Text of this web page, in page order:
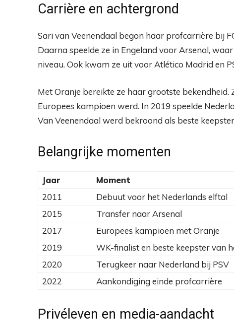
Carrière en achtergrond
Sari van Veenendaal begon haar profcarrière bij
Daarna speelde ze in Engeland voor Arsenal,
niveau. Ook kwam ze uit voor Atlético Madrid en
Met Oranje bereikte ze haar grootste
Europees kampioen werd. In 2019 speelde
Van Veenendaal werd bekroond als beste
Belangrijke momenten
Jaar
Moment
2011
Debuut voor het Nederlands elftal
2015
Transfer naar Arsenal
2017
Europees kampioen met Oranje
2019
WK-finalist en beste keepster van
2020
Terugkeer naar Nederland bij PSV
2022
Aankondiging einde profcarrière
Privéleven en media-aandacht